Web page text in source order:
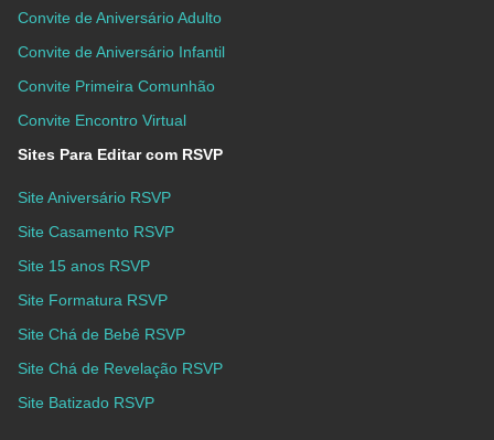
Convite de Aniversário Adulto
Convite de Aniversário Infantil
Convite Primeira Comunhão
Convite Encontro Virtual
Sites Para Editar com RSVP
Site Aniversário RSVP
Site Casamento RSVP
Site 15 anos RSVP
Site Formatura RSVP
Site Chá de Bebê RSVP
Site Chá de Revelação RSVP
Site Batizado RSVP